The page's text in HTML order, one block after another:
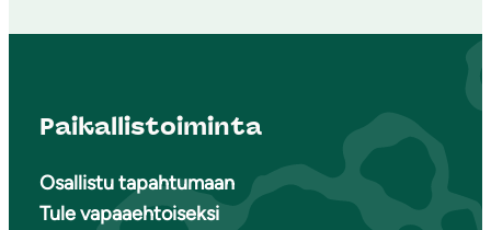
Paikallistoiminta
Osallistu tapahtumaan
Tule vapaaehtoiseksi